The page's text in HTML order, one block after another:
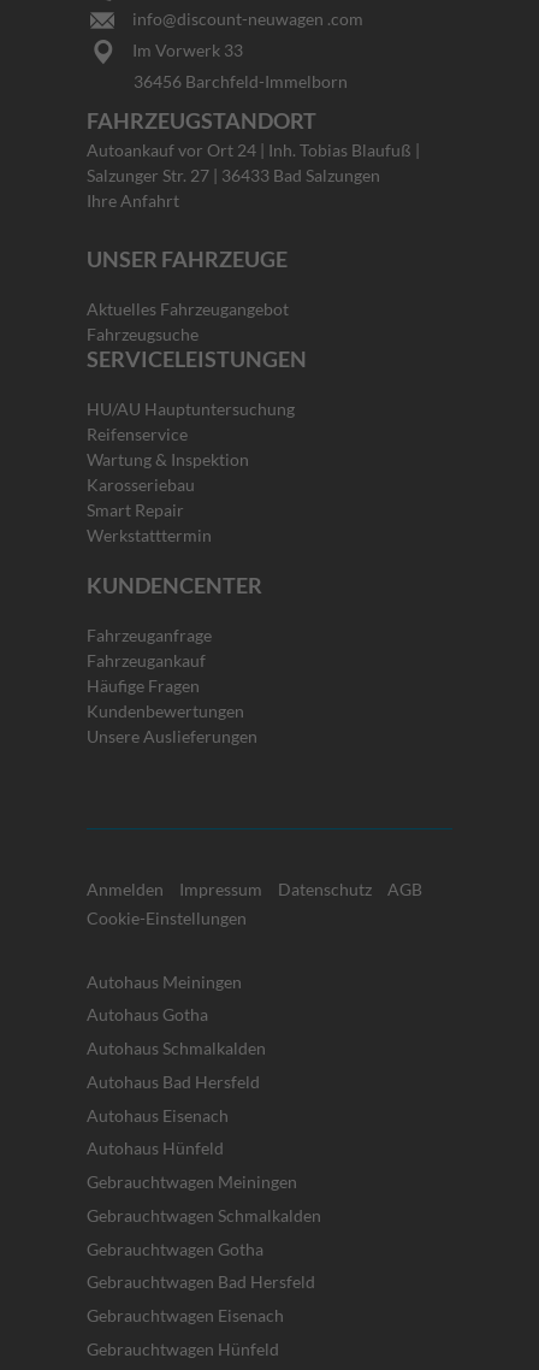
info@discount-neuwagen .com
Im Vorwerk 33
36456 Barchfeld-Immelborn
FAHRZEUGSTANDORT
Autoankauf vor Ort 24 | Inh. Tobias Blaufuß |
Salzunger Str. 27 | 36433 Bad Salzungen
Ihre Anfahrt
UNSER FAHRZEUGE
Aktuelles Fahrzeugangebot
Fahrzeugsuche
SERVICELEISTUNGEN
HU/AU Hauptuntersuchung
Reifenservice
Wartung & Inspektion
Karosseriebau
Smart Repair
Werkstatttermin
KUNDENCENTER
Fahrzeuganfrage
Fahrzeugankauf
Häufige Fragen
Kundenbewertungen
Unsere Auslieferungen
Anmelden Impressum Datenschutz
AGB
Cookie-Einstellungen
Autohaus Meiningen
Autohaus Gotha
Autohaus Schmalkalden
Autohaus Bad Hersfeld
Autohaus Eisenach
Autohaus Hünfeld
Gebrauchtwagen Meiningen
Gebrauchtwagen Schmalkalden
Gebrauchtwagen Gotha
Gebrauchtwagen Bad Hersfeld
Gebrauchtwagen Eisenach
Gebrauchtwagen Hünfeld